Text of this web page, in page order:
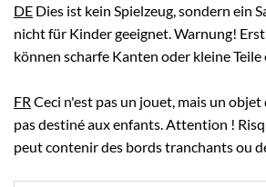
DE Dies ist kein Spielzeug, sondern ein
nicht für Kinder geeignet. Warnung!
können scharfe Kanten oder kleine
FR Ceci n'est pas un jouet, mais un
pas destiné aux enfants. Attention !
peut contenir des bords tranchants ou